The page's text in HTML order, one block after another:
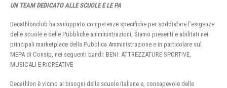
UN TEAM DEDICATO ALLE SCUOLE E LE PA
Decathlonclub ha sviluppato competenze specifiche per soddisfare l’esigenze
delle scuole e delle Pubbliche amministrazioni, Siamo presenti e abilitati nei
principali marketplace della Pubblica Amministrazione e in particolare sul
MEPA di Consip, nei seguenti bandi: BENI: ATTREZZATURE SPORTIVE,
MUSICALI E RICREATIVE
Decathlon è vicino ai bisogni delle scuole italiane e, consapevole delle